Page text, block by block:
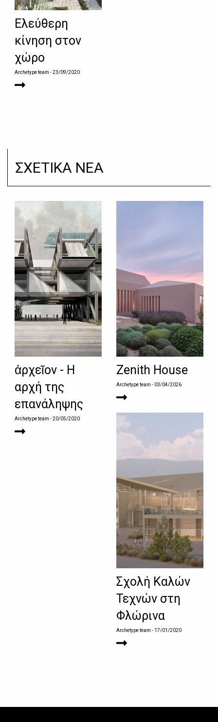
Ελεύθερη
κίνηση στον
χώρο
Archetype team - 23/09/2020
ΣΧΕΤΙΚΑ ΝΕΑ
ἀρχεῖον - Η
αρχή της
επανάληψης
Archetype team - 20/05/2020
Zenith House
Archetype team - 03/04/2026
Σχολή Καλών
Τεχνών στη
Φλώρινα
Archetype team - 17/01/2020